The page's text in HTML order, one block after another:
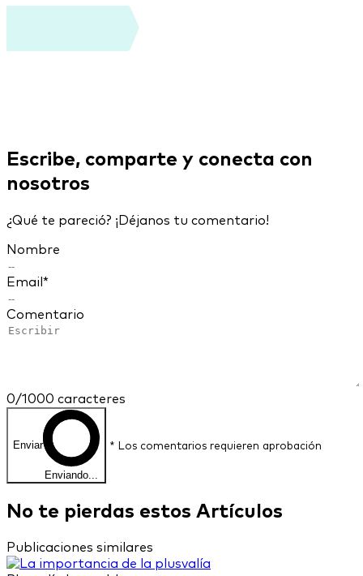
Escribe, comparte y conecta con
nosotros
¿Qué te pareció? ¡Déjanos tu comentario!
Nombre
Email*
Comentario
0/1000 caracteres
Enviar
Enviando...
* Los comentarios requieren aprobación
No te pierdas estos Artículos
Publicaciones similares